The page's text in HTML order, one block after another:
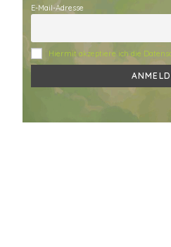
E-Mail-Adresse
Hiermit akzeptiere ich die